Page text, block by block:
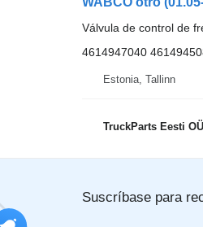
Válvula de control de
4614947040
Estonia, Tallinn
TruckParts Eesti OÜ
Suscríbase para